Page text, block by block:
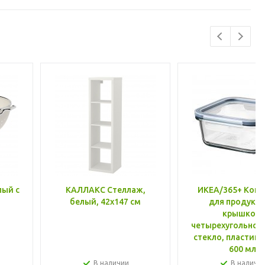
с
КАЛЛАКС Стеллаж,
белый, 42x147 см
В наличии
ИКЕА/365+
для
крышкой,
стекло, пластик
600 мл
В